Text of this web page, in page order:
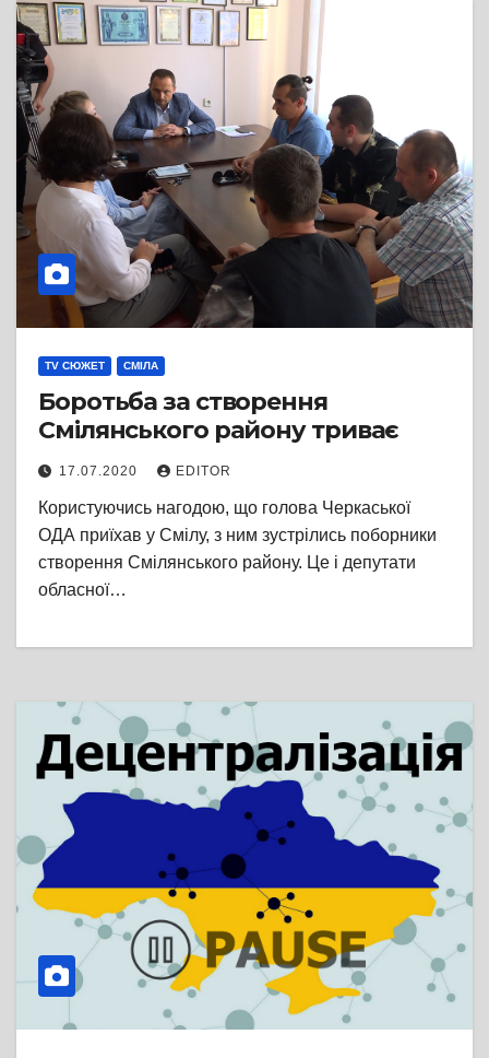
TV СЮЖЕТ СМІЛА
Боротьба за створення
Смілянського району триває
17.07.2020 EDITOR
Користуючись нагодою, що голова Черкаської
ОДА приїхав у Смілу, з ним зустрілись поборники
створення Смілянського району. Це і депутати
обласної…